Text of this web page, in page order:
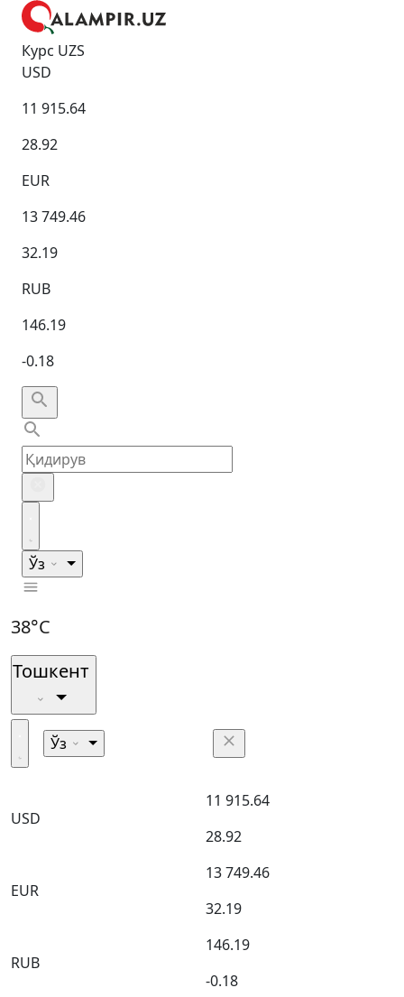
Курс UZS
USD
11 915.64
28.92
EUR
13 749.46
32.19
RUB
146.19
-0.18
Ўз
38°C
Тошкент
Ўз
USD
11 915.64
28.92
EUR
13 749.46
32.19
RUB
146.19
-0.18